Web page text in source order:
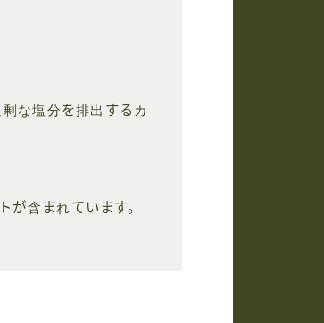
な塩分を排出するカ
含まれています。